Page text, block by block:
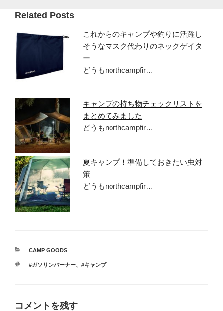
Related Posts
これからのキャンプや釣りに活躍し
そうなマスク代わりのネックゲイタ
ー
どうもnorthcampfir…
キャンプの持ち物チェックリストを
まとめてみました
どうもnorthcampfir…
夏キャンプ！準備しておきたい虫対
策
どうもnorthcampfir…
カ
ゴ
CAMP GOODS
タ
#ガソリンバーナー、 #キャンプ
コメントを残す